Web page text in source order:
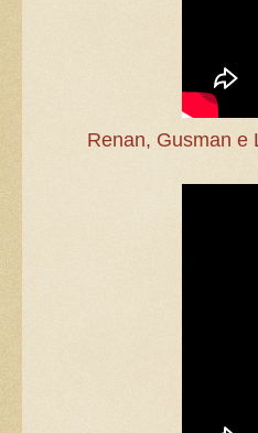
Renan, Gusman e